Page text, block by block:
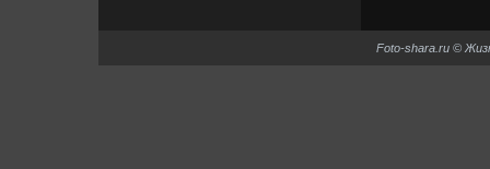
Foto-shara.ru ©